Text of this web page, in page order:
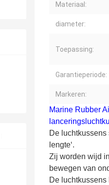
Materiaal:
diameter:
Toepassing:
Garantieperiode:
Markeren:
Marine Rubber
De luchtkussens
lengte‘.
Zij worden wijd
bewegen van
De